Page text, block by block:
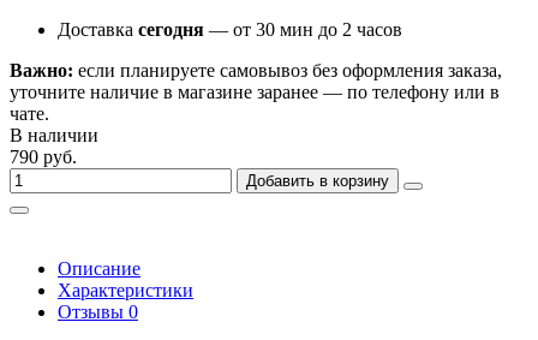
Доставка сегодня — от 30 мин до 2 часов
Важно: если планируете самовывоз без оформления заказа,
уточните наличие в магазине заранее — по телефону или в
чате.
В наличии
790 руб.
Добавить в корзину
Описание
Характеристики
Отзывы 0